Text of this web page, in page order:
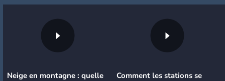
Neige en montagne : quelle
Comment les stations se